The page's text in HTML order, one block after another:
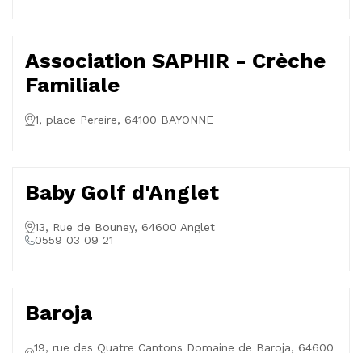
Association SAPHIR - Crèche
Familiale
1, place Pereire, 64100 BAYONNE
Baby Golf d'Anglet
13, Rue de Bouney, 64600 Anglet
0559 03 09 21
Baroja
19, rue des Quatre Cantons Domaine de Baroja, 64600